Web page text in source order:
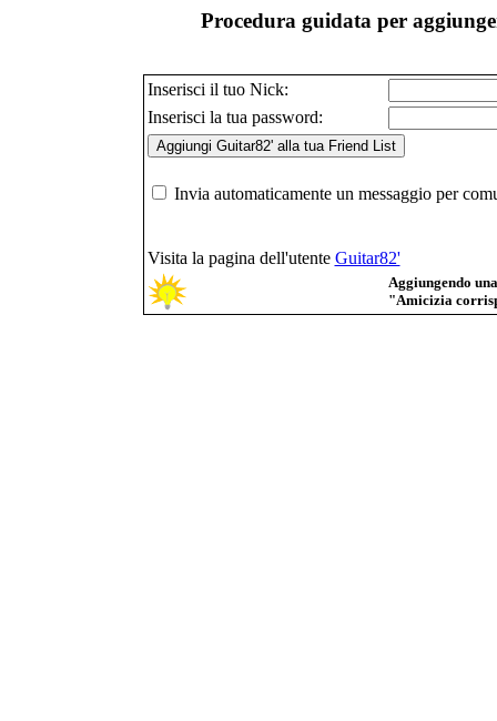
Procedura guidata per
Inserisci il tuo Nick:
Inserisci la tua password:
Invia automaticamente un messaggio per
Visita la pagina dell'utente Guitar82'
Aggiungendo
"Amicizia